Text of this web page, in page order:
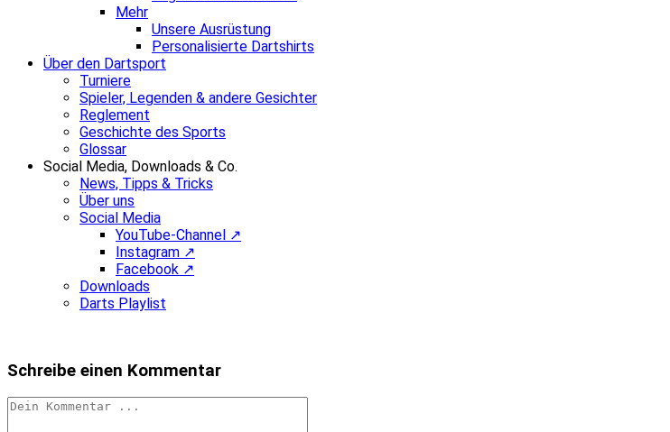
Mehr
Unsere Ausrüstung
Personalisierte Dartshirts
Über den Dartsport
Turniere
Spieler, Legenden & andere Gesichter
Reglement
Geschichte des Sports
Glossar
Social Media, Downloads & Co.
News, Tipps & Tricks
Über uns
Social Media
YouTube-Channel ↗
Instagram ↗
Facebook ↗
Downloads
Darts Playlist
Schreibe einen Kommentar
Kommentieren